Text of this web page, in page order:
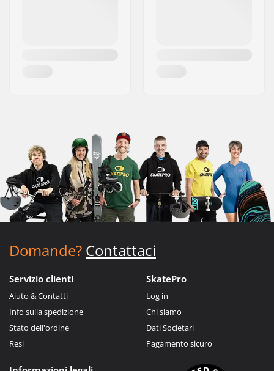
Domande? Contattaci
Servizio clienti
Aiuto & Contatti
Info sulla spedizione
Stato dell'ordine
Resi
SkatePro
Log in
Chi siamo
Dati Societari
Pagamento sicuro